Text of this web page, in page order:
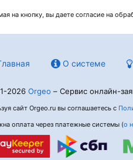
на кнопку, вы даете согласие на
О системе
2026 Orgeo – Сервис онлайн-
сайт Orgeo.ru вы соглашаетесь с
оплата через платежные системы (о